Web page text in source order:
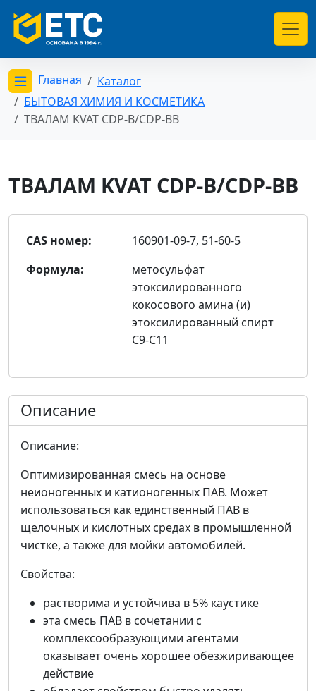
Открыть меню категорий
Главная
Каталог
БЫТОВАЯ ХИМИЯ И КОСМЕТИКА
ТВАЛАМ KVAT CDP-B/СDP-BB
ТВАЛАМ KVAT CDP-B/СDP-BB
CAS номер:
160901-09-7, 51-60-5
Формула:
метосульфат
этоксилированного
кокосового амина (и)
этоксилированный спирт
С9-С11
Описание
Описание:
Оптимизированная смесь на основе
неионогенных и катионогенных ПАВ. Может
использоваться как единственный ПАВ в
щелочных и кислотных средах в промышленной
чистке, а также для мойки автомобилей.
Свойства:
растворима и устойчива в 5% каустике
эта смесь ПАВ в сочетании с
комплексообразующими агентами
оказывает очень хорошее обезжиривающее
действие